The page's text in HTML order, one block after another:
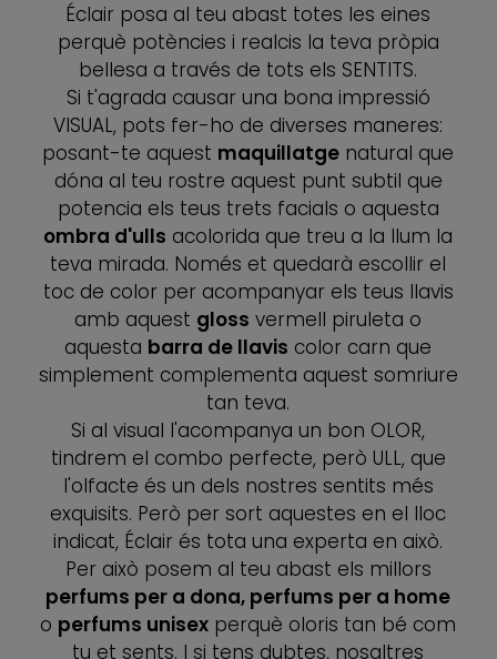
Éclair posa al teu abast totes les eines
perquè potències i realcis la teva pròpia
bellesa a través de tots els SENTITS.
Si t'agrada causar una bona impressió
VISUAL, pots fer-ho de diverses maneres:
posant-te aquest maquillatge natural que
dóna al teu rostre aquest punt subtil que
potencia els teus trets facials o aquesta
ombra d'ulls acolorida que treu a la llum la
teva mirada. Només et quedarà escollir el
toc de color per acompanyar els teus llavis
amb aquest gloss vermell piruleta o
aquesta barra de llavis color carn que
simplement complementa aquest somriure
tan teva.
Si al visual l'acompanya un bon OLOR,
tindrem el combo perfecte, però ULL, que
l'olfacte és un dels nostres sentits més
exquisits. Però per sort aquestes en el lloc
indicat, Éclair és tota una experta en això.
Per això posem al teu abast els millors
perfums per a dona, perfums per a home
o perfums unisex perquè oloris tan bé com
tu et sents. I si tens dubtes, nosaltres